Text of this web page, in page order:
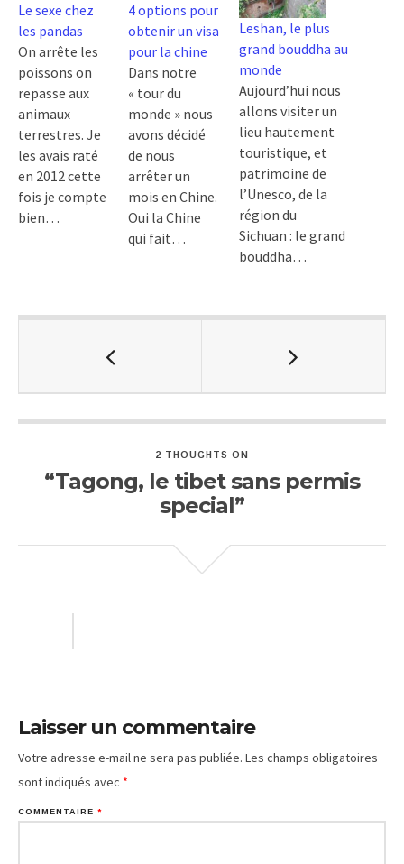
Le sexe chez
les pandas
On arrête les
poissons on
repasse aux
animaux
terrestres. Je
les avais raté
en 2012 cette
fois je compte
bien…
4 options pour
obtenir un visa
pour la chine
Dans notre
« tour du
monde » nous
avons décidé
de nous
arrêter un
mois en Chine.
Oui la Chine
qui fait…
Leshan, le plus
grand bouddha au
monde
Aujourd’hui nous
allons visiter un
lieu hautement
touristique, et
patrimoine de
l’Unesco, de la
région du
Sichuan : le grand
bouddha…
2 THOUGHTS ON
“Tagong, le tibet sans permis
special”
Laisser un commentaire
Votre adresse e-mail ne sera pas publiée. Les champs obligatoires
sont indiqués avec *
COMMENTAIRE *